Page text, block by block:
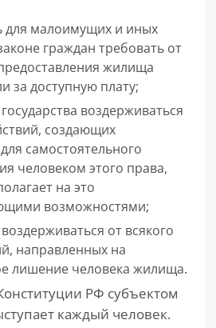
для малоимущих и иных
граждан требовать от
жилища
за доступную плату;
воздерживаться
создающих
самостоятельного
человеком этого права,
на это
возможностями;
от всякого
направленных на
лишение человека жилища.
РФ субъектом
каждый человек.